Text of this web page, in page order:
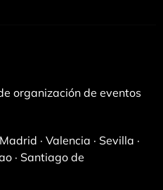
n
m
organización de eventos
· Valencia · Sevilla ·
· Santiago de